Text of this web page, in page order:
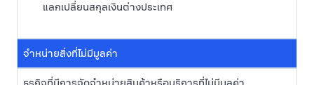
แลกเปลี่ยนสกุลเงินต่างประเทศ
จำหน่ายสิ่งที่ไม่มีมูลค่า